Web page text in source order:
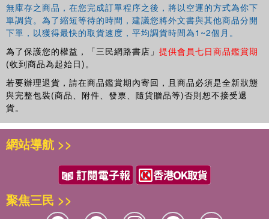
無庫存之商品，在您完成訂單程序之後，將以空運的方式為你下
單調貨。為了縮短等待的時間，建議您將外文書與其他商品分開
下單，以獲得最快的取貨速度，平均調貨時間為1~2個月。
為了保護您的權益，「三民網路書店」 提供會員七日商品鑑賞期
(收到商品為起始日)。
若要辦理退貨，請在商品鑑賞期內寄回，且商品必須是全新狀態
與完整包裝(商品、附件、發票、隨貨贈品等)否則恕不接受退
貨。
網站導航 >>
聚焦三民 >>